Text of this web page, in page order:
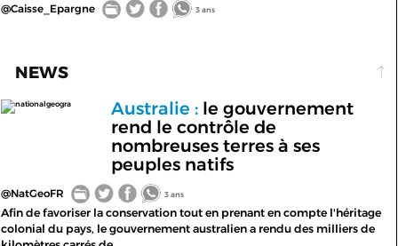
@Caisse_Epargne 3 ans
NEWS
nationalgeogra Australie :le gouvernement
rend le contrôle de
nombreuses terres à ses
peuples natifs
@NatGeoFR 3 ans
Afin de favoriser la conservation tout en prenant en compte l'héritage
colonial du pays, le gouvernement australien a rendu des milliers de